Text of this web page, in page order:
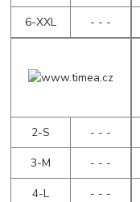
6-XXL
- - -
2-S
- - -
3-M
- - -
4-L
- - -